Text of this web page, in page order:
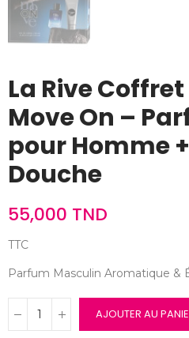
La Rive Coffret
Move On –
pour Homme
Douche
55,000 TND
TTC
Parfum Masculin Aromatique &
AJOUTER AU